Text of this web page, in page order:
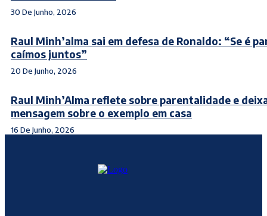
30 De Junho, 2026
Raul Minh’alma sai em defesa de Ronaldo: “Se é
caímos juntos”
20 De Junho, 2026
Raul Minh’Alma reflete sobre parentalidade e
mensagem sobre o exemplo em casa
16 De Junho, 2026